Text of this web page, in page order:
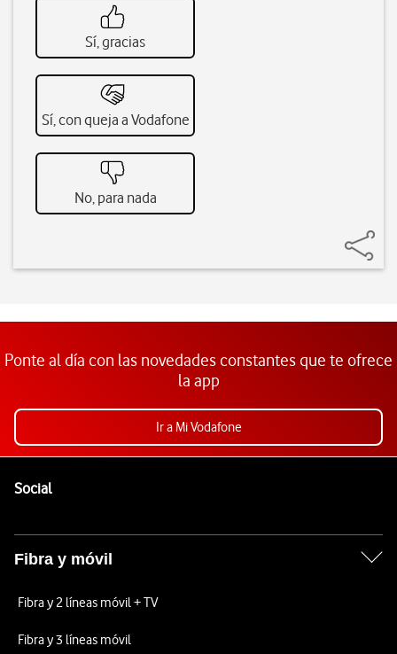
Sí, gracias
Sí, con queja a Vodafone
No, para nada
Ponte al día con las novedades constantes que te ofrece
la app
Ir a Mi Vodafone
SocialEnlaces a las redes sociales de Vodafone
Fibra y móvil
Fibra y 2 líneas móvil + TV
Fibra y 3 líneas móvil